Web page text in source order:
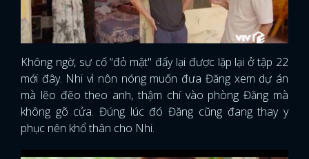
Không ngờ, sự cố “đỏ mặt" đấy lại được lặp lại ở tập 22
mới đây. Nhi vì nôn nóng muốn đưa Đăng xem dự án
mà lẽo đẽo theo anh, thậm chí vào phòng Đăng mà
không gõ cửa. Đúng lúc đó Đăng cũng đang thay y
phục nên khổ thân cho Nhi.